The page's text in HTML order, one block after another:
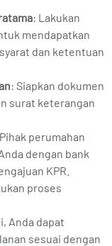
: Lakukan
mendapatkan
dan ketentuan
: Siapkan dokumen
surat keterangan
perumahan
dengan bank
KPR.
proses
Anda dapat
sesuai dengan